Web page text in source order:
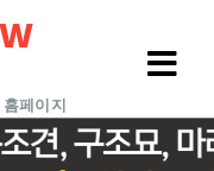
페이지